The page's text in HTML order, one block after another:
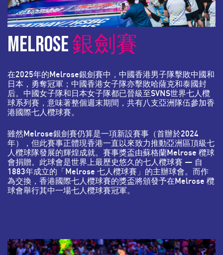
MELROSE銀劍賽
在2025年的Melrose銀劍賽中，中國香港男子隊擊敗中國和
日本，勇奪冠軍；中國香港女子隊亦擊敗哈薩克和泰國封
后。中國女子隊和日本女子隊都已晉級至SVNS世界七人欖
球系列賽，意味著整個週末期間，共有八支亞洲隊伍參加香
港國際七人欖球賽。
雖然Melrose銀劍賽仍算是一項新設賽事（首辦於2024
年），但此賽事正體現香港一直以來致力推動亞洲區頂級七
人欖球隊發展的輝煌成就。賽事獎盃由蘇格蘭Melrose 欖球
會捐贈。此球會是世界上最歷史悠久的七人欖球賽 — 自
1883年成立的「Melrose 七人欖球賽」的主辦球會。而作
為交換，香港國際七人欖球賽的獎盃將頒發予在Melrose 欖
球會舉行其中一場七人欖球賽冠軍。